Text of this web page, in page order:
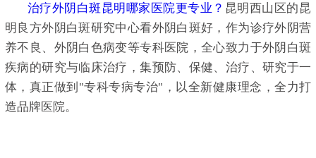
治疗外阴白斑昆明哪家医院更专业？ 昆明西山区的昆
明良方外阴白斑研究中心看外阴白斑好，作为诊疗外阴营
养不良、外阴白色病变等专科医院，全心致力于外阴白斑
疾病的研究与临床治疗，集预防、保健、治疗、研究于一
体，真正做到"专科专病专治"，以全新健康理念，全力打
造品牌医院。